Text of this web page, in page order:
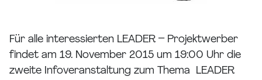
Für alle interessierten LEADER – Projektwerber
findet am 19. November 2015 um 19:00 Uhr die
zweite Infoveranstaltung zum Thema LEADER